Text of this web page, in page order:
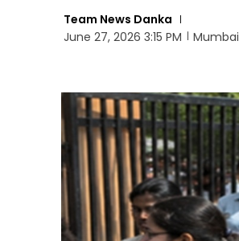
Team News Danka
June 27, 2026 3:15 PM
Mumbai